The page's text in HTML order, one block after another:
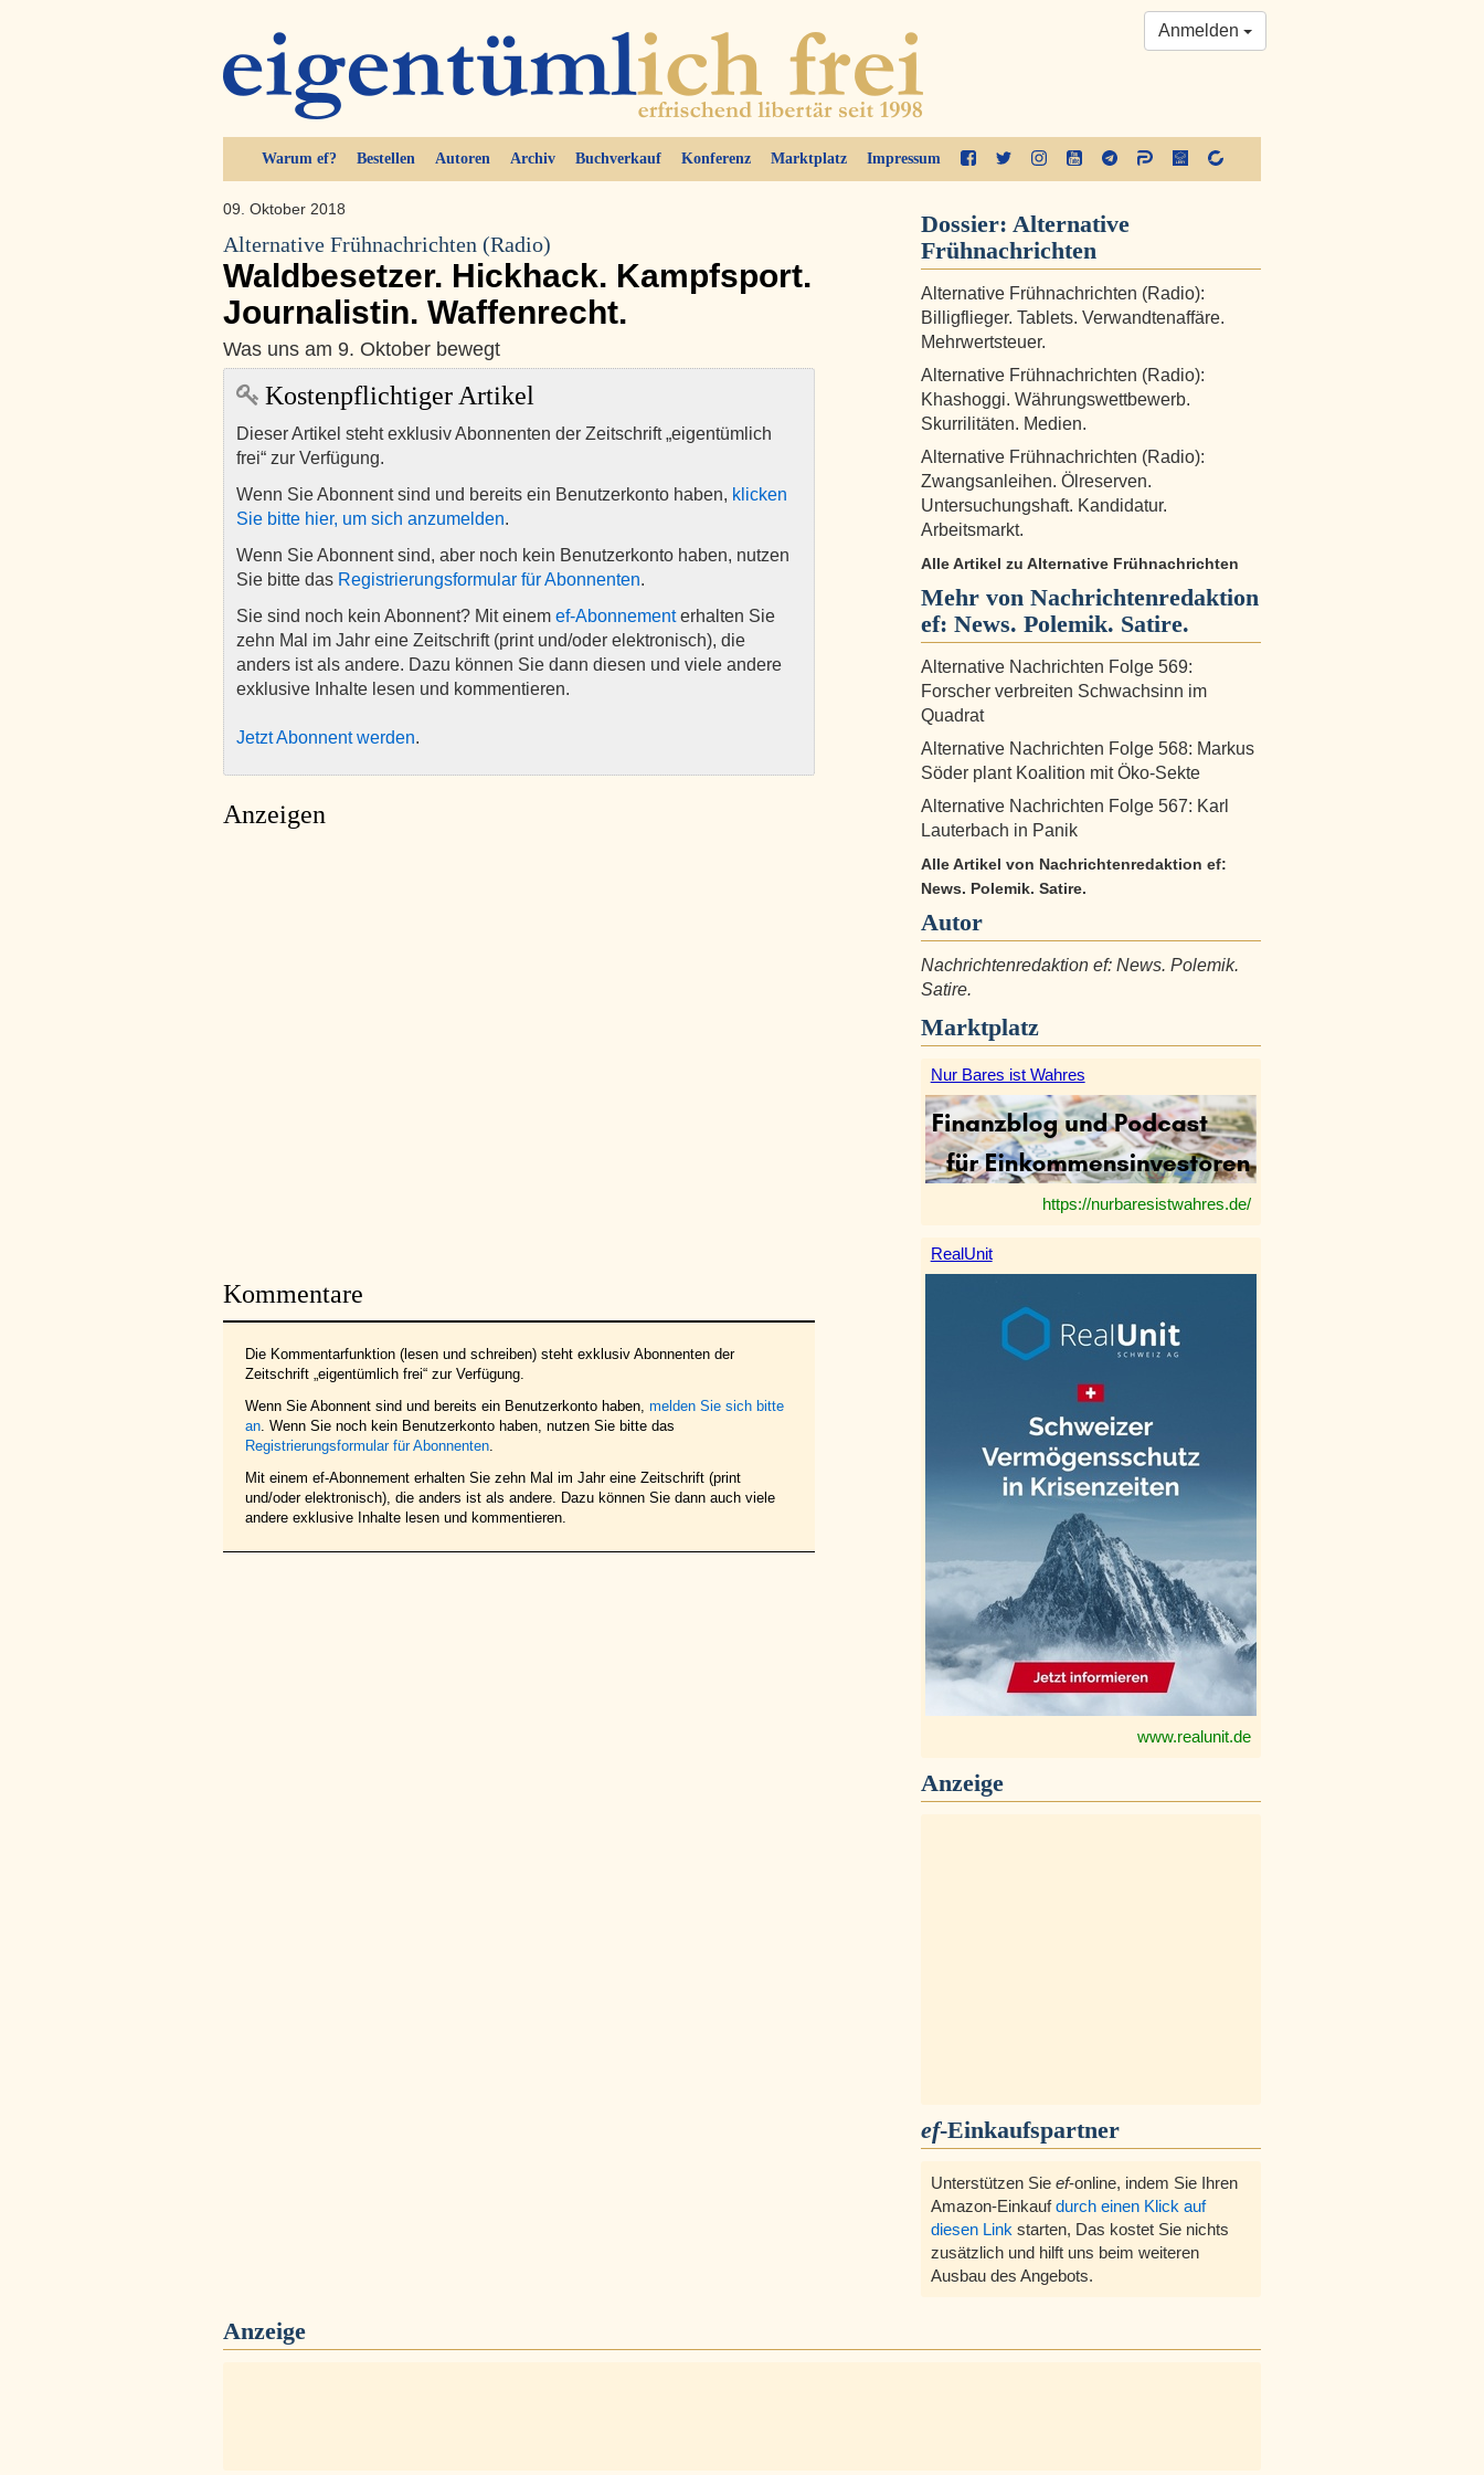
Warum ef? Bestellen Autoren Archiv Buchverkauf Konferenz Marktplatz Impressum
Anmelden
09. Oktober 2018
Alternative Frühnachrichten (Radio)
Waldbesetzer. Hickhack. Kampfsport.
Journalistin. Waffenrecht.
Was uns am 9. Oktober bewegt
Kostenpflichtiger Artikel
Dieser Artikel steht exklusiv Abonnenten der Zeitschrift „eigentümlich
frei“ zur Verfügung.
Wenn Sie Abonnent sind und bereits ein Benutzerkonto haben, klicken
Sie bitte hier, um sich anzumelden.
Wenn Sie Abonnent sind, aber noch kein Benutzerkonto haben, nutzen
Sie bitte das Registrierungsformular für Abonnenten.
Sie sind noch kein Abonnent? Mit einem ef-Abonnementerhalten Sie
zehn Mal im Jahr eine Zeitschrift (print und/oder elektronisch), die
anders ist als andere. Dazu können Sie dann diesen und viele andere
exklusive Inhalte lesen und kommentieren.
Jetzt Abonnent werden.
Anzeigen
Kommentare
Die Kommentarfunktion (lesen und schreiben) steht exklusiv Abonnenten der
Zeitschrift „eigentümlich frei“ zur Verfügung.
Wenn Sie Abonnent sind und bereits ein Benutzerkonto haben, melden Sie sich bitte
an. Wenn Sie noch kein Benutzerkonto haben, nutzen Sie bitte das
Registrierungsformular für Abonnenten.
Mit einem ef-Abonnement erhalten Sie zehn Mal im Jahr eine Zeitschrift (print
und/oder elektronisch), die anders ist als andere. Dazu können Sie dann auch viele
andere exklusive Inhalte lesen und kommentieren.
Dossier: Alternative
Frühnachrichten
Alternative Frühnachrichten (Radio):
Billigflieger. Tablets. Verwandtenaffäre.
Mehrwertsteuer.
Alternative Frühnachrichten (Radio):
Khashoggi. Währungswettbewerb.
Skurrilitäten. Medien.
Alternative Frühnachrichten (Radio):
Zwangsanleihen. Ölreserven.
Untersuchungshaft. Kandidatur.
Arbeitsmarkt.
Alle Artikel zu Alternative Frühnachrichten
Mehr von Nachrichtenredaktion
ef: News. Polemik. Satire.
Alternative Nachrichten Folge 569:
Forscher verbreiten Schwachsinn im
Quadrat
Alternative Nachrichten Folge 568: Markus
Söder plant Koalition mit Öko-Sekte
Alternative Nachrichten Folge 567: Karl
Lauterbach in Panik
Alle Artikel von Nachrichtenredaktion ef:
News. Polemik. Satire.
Autor
Nachrichtenredaktion ef: News. Polemik.
Satire.
Marktplatz
Nur Bares ist Wahres
https://nurbaresistwahres.de/
RealUnit
www.realunit.de
Anzeige
ef-Einkaufspartner
Unterstützen Sie ef-online, indem Sie Ihren
Amazon-Einkaufdurch einen Klick auf
diesen Link starten, Das kostet Sie nichts
zusätzlich und hilft uns beim weiteren
Ausbau des Angebots.
Anzeige